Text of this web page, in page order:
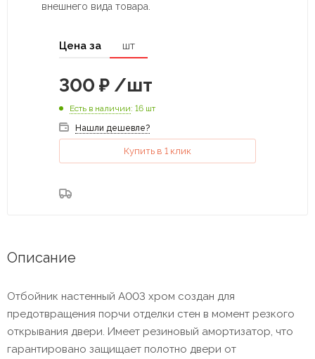
внешнего вида товара.
Цена за шт
300 ₽ /шт
Есть в наличии: 16 шт
Нашли дешевле?
Купить в 1 клик
Описание
Отбойник настенный А003 хром создан для
предотвращения порчи отделки стен в момент резкого
открывания двери. Имеет резиновый амортизатор, что
гарантировано защищает полотно двери от